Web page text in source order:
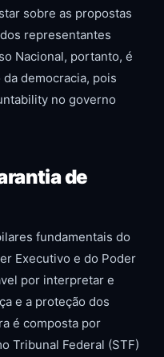
sobre as propostas
representantes
Nacional, portanto, é
democracia, pois
no governo
de
fundamentais do
Executivo e do Poder
por interpretar e
e a proteção dos
é composta por
Tribunal Federal (STF)